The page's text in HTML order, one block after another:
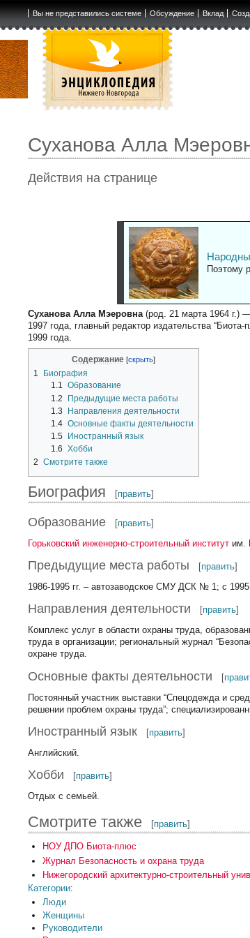
Вы не представились системе Обсуждение Вклад
Суханова Алла
Действия на странице
Поэтому
Суханова Алла Мэеровна(род. 21 марта 1964 г.) —
1997 года, главный редактор издательства
1999 года.
Содержание
1
Биография
1.1 Образование
1.2
Предыдущие места работы
1.3
Направления деятельности
1.4 Основные факты деятельности
1.5
Иностранный язык
1.6 Хобби
2 Смотрите также
Биография [править]
Образование [править]
Горьковский инженерно-строительный институт им.
Предыдущие места работы [править]
1986-1995 гг. – автозаводское СМУ ДСК № 1; с 1995
Направления деятельности [править]
Комплекс услуг в области охраны труда,
труда в организации; региональный журнал
охране труда.
Основные факты деятельности [
Постоянный участник выставки “Спецодежда и
решении проблем охраны труда”;
Иностранный язык [править]
Английский.
Хобби [править]
Отдых с семьей.
Смотрите также [править]
НОУ ДПО Биота-плюс
Журнал Безопасность и охрана труда
Нижегородский архитектурно-строительный
Категории:
Люди
Женщины
Руководители